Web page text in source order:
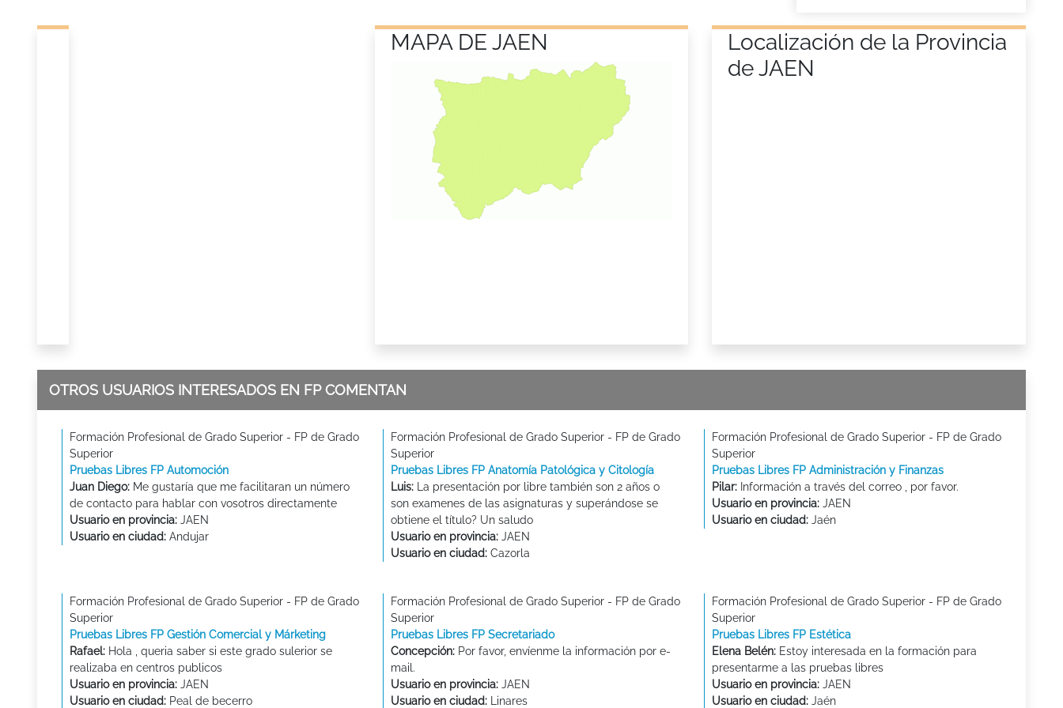
MAPA DE JAEN
Localización de la Provincia
de JAEN
OTROS USUARIOS INTERESADOS EN FP COMENTAN
Formación Profesional de Grado Superior - FP de Grado
Superior
Pruebas Libres FP Automoción
Juan Diego: Me gustaría que me facilitaran un número
de contacto para hablar con vosotros directamente
Usuario en provincia: JAEN
Usuario en ciudad: Andujar
Formación Profesional de Grado Superior - FP de Grado
Superior
Pruebas Libres FP Anatomía Patológica y Citología
Luis: La presentación por libre también son 2 años o
son examenes de las asignaturas y superándose se
obtiene el título? Un saludo
Usuario en provincia: JAEN
Usuario en ciudad: Cazorla
Formación Profesional de Grado Superior - FP de Grado
Superior
Pruebas Libres FP Administración y Finanzas
Pilar: Información a través del correo , por favor.
Usuario en provincia: JAEN
Usuario en ciudad: Jaén
Formación Profesional de Grado Superior - FP de Grado
Superior
Pruebas Libres FP Gestión Comercial y Márketing
Rafael: Hola , queria saber si este grado sulerior se
realizaba en centros publicos
Usuario en provincia: JAEN
Usuario en ciudad: Peal de becerro
Formación Profesional de Grado Superior - FP de Grado
Superior
Pruebas Libres FP Secretariado
Concepción: Por favor, envíenme la información por e-
mail.
Usuario en provincia: JAEN
Usuario en ciudad: Linares
Formación Profesional de Grado Superior - FP de Grado
Superior
Pruebas Libres FP Estética
Elena Belén: Estoy interesada en la formación para
presentarme a las pruebas libres
Usuario en provincia: JAEN
Usuario en ciudad: Jaén